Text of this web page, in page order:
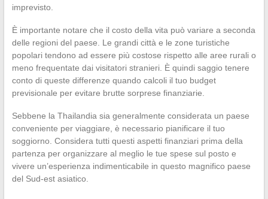
imprevisto.
È importante notare che il costo della vita può variare a seconda
delle regioni del paese. Le grandi città e le zone turistiche
popolari tendono ad essere più costose rispetto alle aree rurali o
meno frequentate dai visitatori stranieri. È quindi saggio tenere
conto di queste differenze quando calcoli il tuo budget
previsionale per evitare brutte sorprese finanziarie.
Sebbene la Thailandia sia generalmente considerata un paese
conveniente per viaggiare, è necessario pianificare il tuo
soggiorno. Considera tutti questi aspetti finanziari prima della
partenza per organizzare al meglio le tue spese sul posto e
vivere un’esperienza indimenticabile in questo magnifico paese
del Sud-est asiatico.